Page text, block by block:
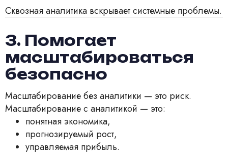
Сквозная аналитика вскрывает системные проблемы.
3. Помогает
масштабироваться
безопасно
Масштабирование без аналитики — это риск.
Масштабирование с аналитикой — это:
понятная экономика,
прогнозируемый рост,
управляемая прибыль.